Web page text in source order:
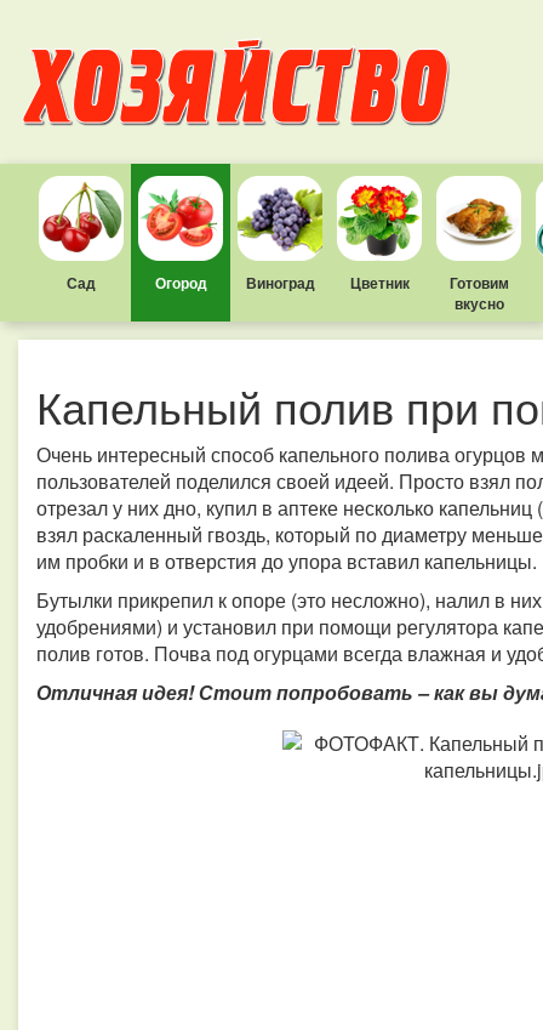
Сад Огород Виноград Цветник
Готовим
вкусно
Капельный полив при
Очень интересный способ капельного полива
пользователей поделился своей идеей. Просто взял
отрезал у них дно, купил в аптеке несколько
взял раскаленный гвоздь, который по диаметру
им пробки и в отверстия до упора вставил капельницы.
Бутылки прикрепил к опоре (это несложно), налил в
удобрениями) и установил при помощи регулятора
полив готов. Почва под огурцами всегда влажная и
Отличная идея! Стоит попробовать – как вы